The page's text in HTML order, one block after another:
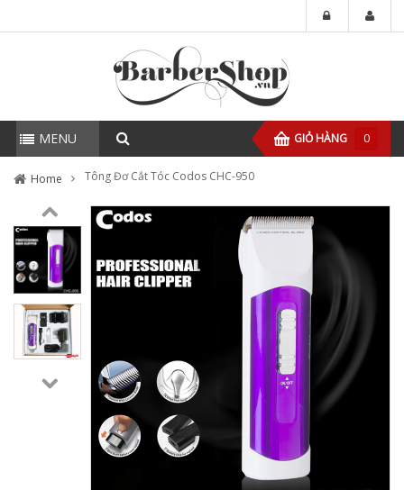
MENU GIỎ HÀNG 0
Home Tông Đơ Cắt Tóc Codos CHC-950